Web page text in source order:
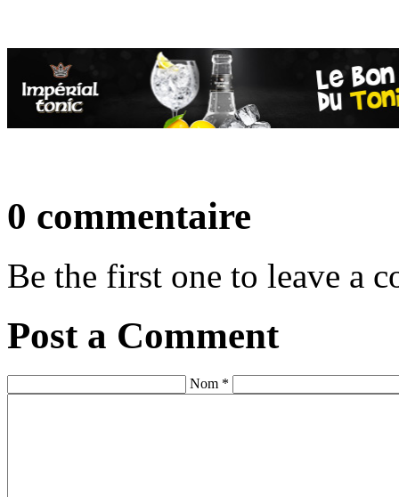
0 commentaire
Be the first one to leave a
Post a Comment
Nom *